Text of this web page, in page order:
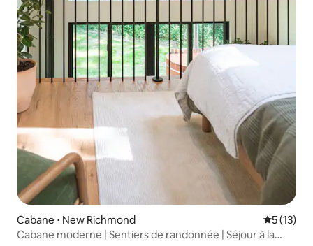
Cabane ⋅ New Richmond
5 (13)
Cabane moderne | Sentiers de randonnée | Séjour à la